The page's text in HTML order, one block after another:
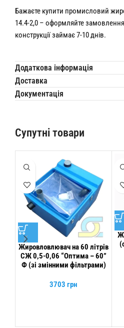
Бажаєте купити промисловий
14.4-2,0 – оформляйте
конструкції займає 7-10 днів.
Додаткова інформація
Доставка
Документація
Супутні товари
Жировловлювач на 60 літрів
СЖ 0,5-0,06 “Оптима – 60”
Ф (зі змінними фільтрами)
3703 грн